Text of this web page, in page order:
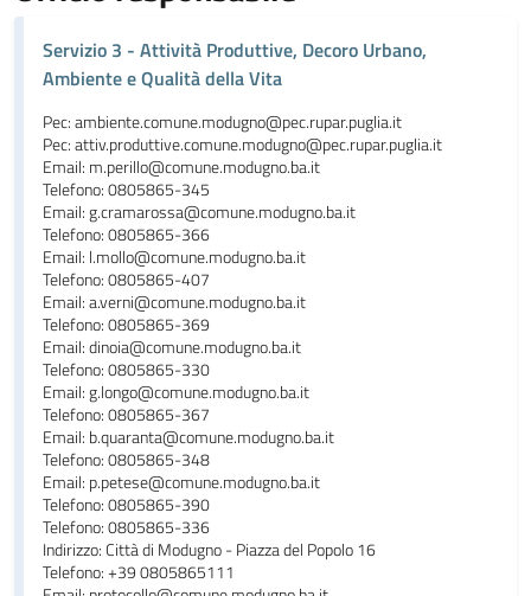
Servizio 3 - Attività Produttive, Decoro Urbano,
Ambiente e Qualità della Vita
Pec: ambiente.comune.modugno@pec.rupar.puglia.it
Pec: attiv.produttive.comune.modugno@pec.rupar.puglia.it
Email: m.perillo@comune.modugno.ba.it
Telefono: 0805865-345
Email: g.cramarossa@comune.modugno.ba.it
Telefono: 0805865-366
Email: l.mollo@comune.modugno.ba.it
Telefono: 0805865-407
Email: a.verni@comune.modugno.ba.it
Telefono: 0805865-369
Email: dinoia@comune.modugno.ba.it
Telefono: 0805865-330
Email: g.longo@comune.modugno.ba.it
Telefono: 0805865-367
Email: b.quaranta@comune.modugno.ba.it
Telefono: 0805865-348
Email: p.petese@comune.modugno.ba.it
Telefono: 0805865-390
Telefono: 0805865-336
Indirizzo: Città di Modugno - Piazza del Popolo 16
Telefono: +39 0805865111